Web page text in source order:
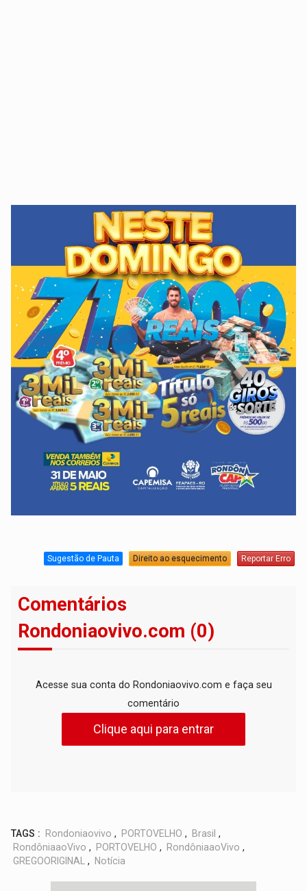
Sugestão de Pauta Direito ao esquecimento Reportar Erro
Comentários
Rondoniaovivo.com (0)
Acesse sua conta do Rondoniaovivo.com e faça seu
comentário
Clique aqui para entrar
TAGS : Rondoniaovivo , PORTOVELHO , Brasil ,
RondôniaaoVivo , PORTOVELHO , RondôniaaoVivo ,
GREGOORIGINAL , Notícia